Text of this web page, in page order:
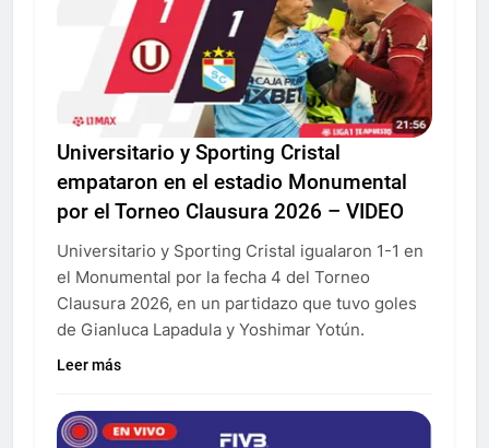
Universitario y Sporting Cristal
empataron en el estadio Monumental
por el Torneo Clausura 2026 – VIDEO
Universitario y Sporting Cristal igualaron 1-1 en
el Monumental por la fecha 4 del Torneo
Clausura 2026, en un partidazo que tuvo goles
de Gianluca Lapadula y Yoshimar Yotún.
Leer más